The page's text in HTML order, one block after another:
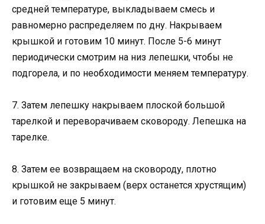
средней температуре, выкладываем смесь и
равномерно распределяем по дну. Накрываем
крышкой и готовим 10 минут. После 5-6 минут
периодически смотрим на низ лепешки, чтобы не
подгорела, и по необходимости меняем температуру.
7. Затем лепешку накрываем плоской большой
тарелкой и переворачиваем сковороду. Лепешка на
тарелке.
8. Затем ее возвращаем на сковороду, плотно
крышкой не закрываем (верх останется хрустящим)
и готовим еще 5 минут.